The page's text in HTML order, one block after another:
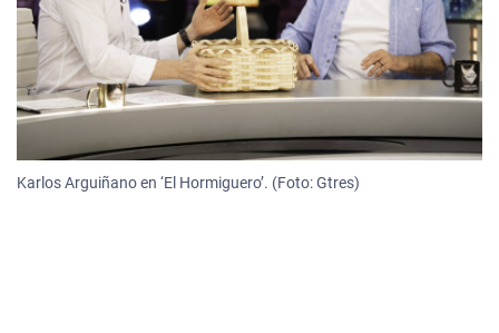
Karlos Arguiñano en ‘El Hormiguero’. (Foto: Gtres)